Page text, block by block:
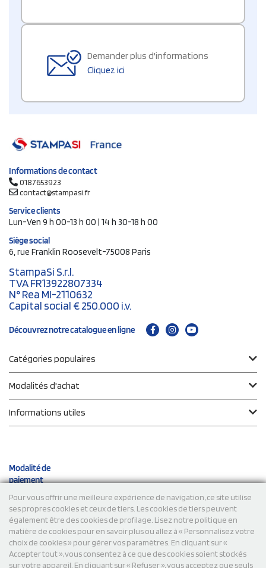
Pour vous offrir une meilleure expérience de navigation, ce site utilise
ses propres cookies et ceux de tiers. Les cookies de tiers peuvent
également être des cookies de profilage. Lisez notre politique en
matière de cookies pour en savoir plus ou allez à « Personnalisez votre
choix de cookies » pour gérer vos paramètres. En cliquant sur «
Accepter tout », vous consentez à ce que des cookies soient stockés
sur votre appareil. En cliquant sur « Refuser », vous acceptez que seuls
Demander plus d'informations
Cliquez ici
Informations de contact
0187653923
contact@stampasi.fr
Service clients
Lun-Ven 9 h 00-13 h 00 | 14 h 30-18 h 00
Siège social
6, rue Franklin Roosevelt-75008 Paris
StampaSi S.r.l.
TVA FR13922807334
N° Rea MI-2110632
Capital social € 250.000 i.v.
Découvrez notre catalogue en ligne
Catégories populaires
Modalités d'achat
Informations utiles
Modalité de
paiement
Expéditions